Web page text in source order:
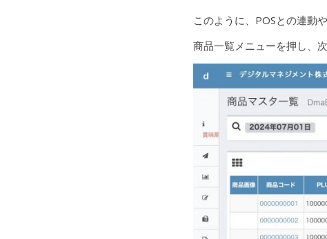
このように、POSとの連動
商品一覧メニューを押し、